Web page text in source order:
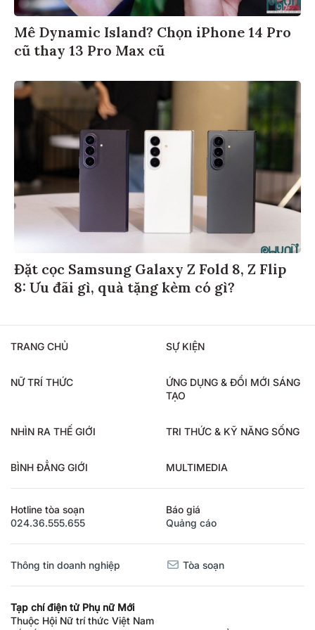
Mê Dynamic Island? Chọn iPhone 14 Pro
cũ thay 13 Pro Max cũ
Đặt cọc Samsung Galaxy Z Fold 8, Z Flip
8: Ưu đãi gì, quà tặng kèm có gì?
TRANG CHỦ SỰ KIỆN
NỮ TRÍ THỨC
ỨNG DỤNG & ĐỔI MỚI SÁNG
TẠO
NHÌN RA THẾ GIỚI TRI THỨC & KỸ NĂNG SỐNG
BÌNH ĐẲNG GIỚI MULTIMEDIA
Hotline tòa soạn
024.36.555.655
Báo giá
Quảng cáo
Thông tin doanh nghiệp Tòa soạn
Tạp chí điện tử Phụ nữ Mới
Thuộc Hội Nữ trí thức Việt Nam